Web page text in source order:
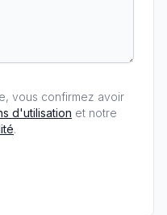
vous confirmez avoir
d'utilisation et notre
.